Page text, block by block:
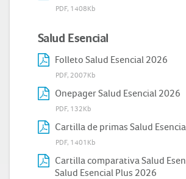
PDF, 1408Kb
Salud Esencial
Folleto Salud Esencial 2026
PDF, 2007Kb
Onepager Salud Esencial 2026
PDF, 132Kb
Cartilla de primas Salud
PDF, 1401Kb
Cartilla comparativa Salud
Salud Esencial Plus 2026